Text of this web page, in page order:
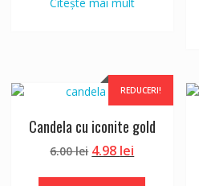
REDUCERI!
Candela cu iconite gold
6.00lei Prețul
4.98 lei